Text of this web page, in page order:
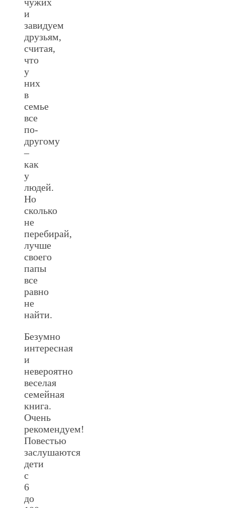
и
завидуем
друзьям,
считая,
что
у
них
в
семье
все
по-
другому
–
как
у
людей.
Но
сколько
не
перебирай,
лучше
своего
папы
все
равно
не
найти.
Безумно
интересная
и
невероятно
веселая
семейная
книга.
Очень
рекомендуем!
Повестью
заслушаются
дети
с
6
до